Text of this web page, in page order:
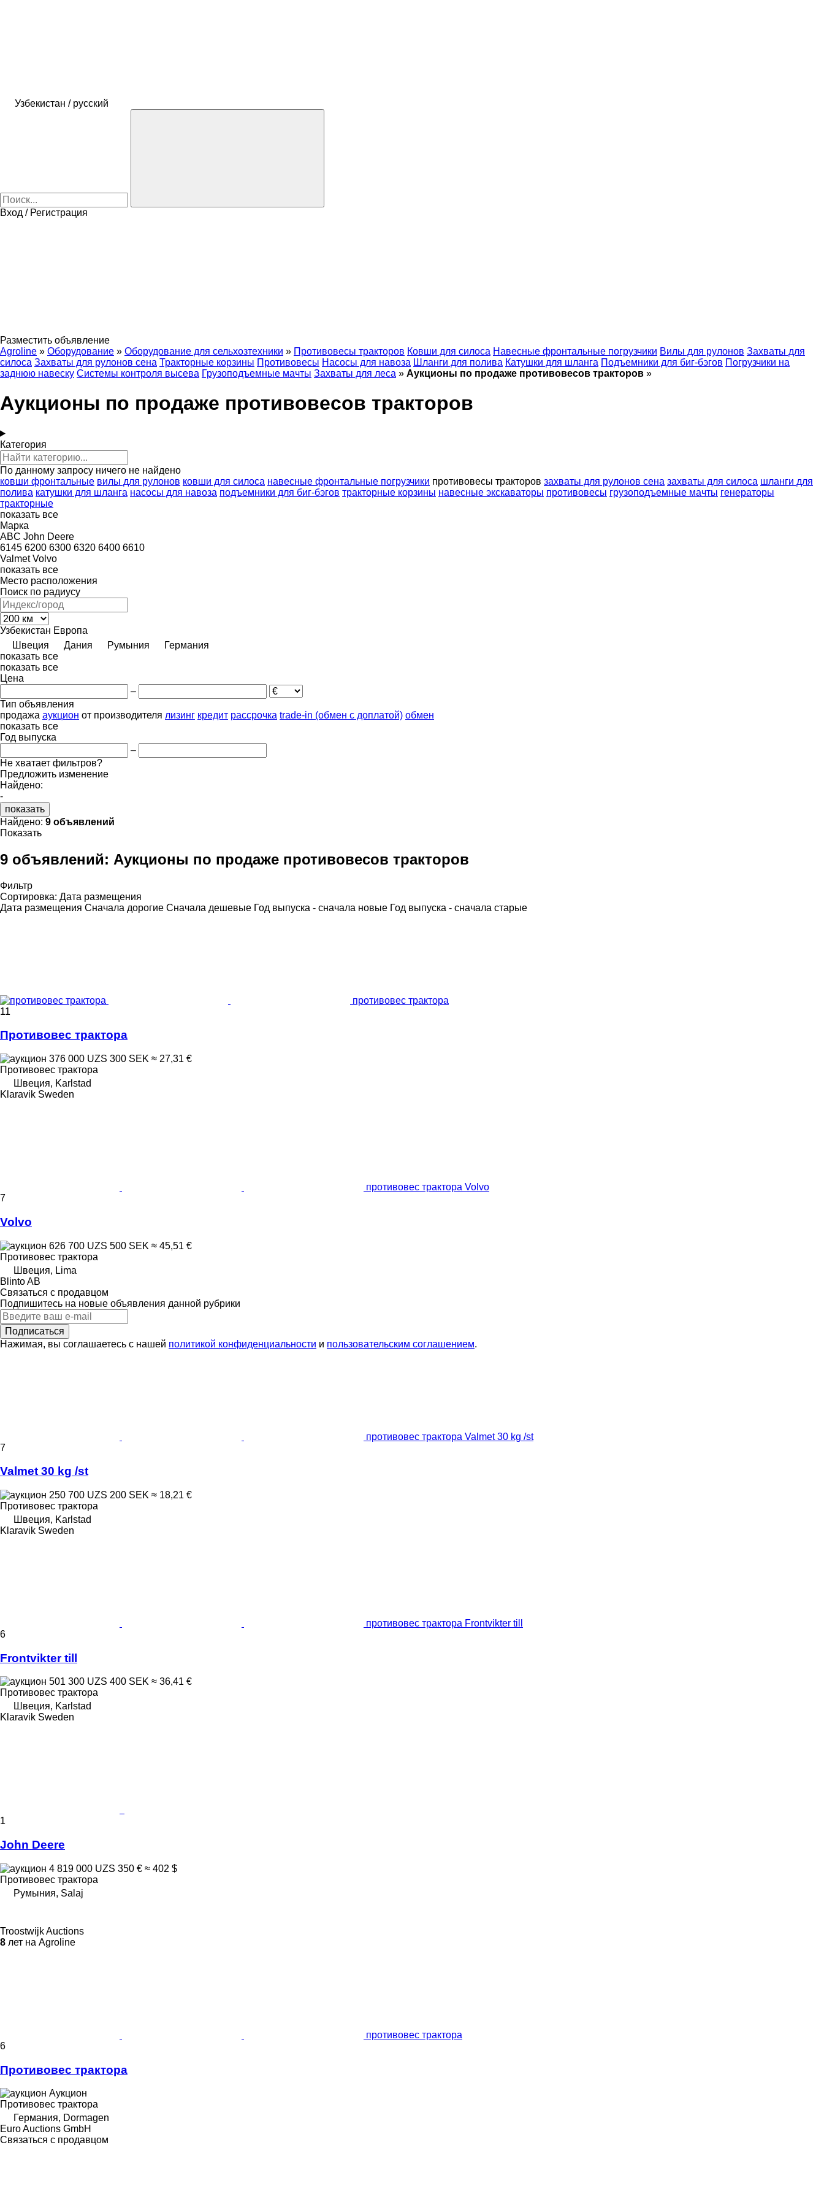
Узбекистан / русский
Вход / Регистрация
Разместить объявление
Agroline » Оборудование » Оборудование для сельхозтехники » Противовесы тракторов Ковши для силоса Навесные фронтальные погрузчики Вилы для рулонов Захваты для
силоса Захваты для рулонов сена Тракторные корзины Противовесы Насосы для навоза Шланги для полива Катушки для шланга Подъемники для биг-бэгов Погрузчики на
заднюю навеску Системы контроля высева Грузоподъемные мачты Захваты для леса » Аукционы по продаже противовесов тракторов »
Аукционы по продаже противовесов тракторов
Категория
По данному запросу ничего не найдено
ковши фронтальные вилы для рулонов ковши для силоса навесные фронтальные погрузчики противовесы тракторов захваты для рулонов сена захваты для силоса шланги для
полива катушки для шланга насосы для навоза подъемники для биг-бэгов тракторные корзины навесные экскаваторы противовесы грузоподъемные мачты генераторы
тракторные
показать все
Марка
ABC John Deere
6145 6200 6300 6320 6400 6610
Valmet Volvo
показать все
Место расположения
Поиск по радиусу
Узбекистан Европа
Швеция
Дания Румыния
Германия
показать все
показать все
Цена
–
Тип объявления
продажа аукцион от производителя лизинг кредит рассрочка trade-in (обмен с доплатой) обмен
показать все
Год выпуска
–
Не хватает фильтров?
Предложить изменение
Найдено:
-
показать
Найдено: 9 объявлений
Показать
9 объявлений: Аукционы по продаже противовесов тракторов
Фильтр
Сортировка: Дата размещения
Дата размещения Сначала дорогие Сначала дешевые Год выпуска - сначала новые Год выпуска - сначала старые
противовес трактора
11
Противовес трактора
376 000 UZS 300 SEK ≈ 27,31 €
Противовес трактора
Швеция, Karlstad
Klaravik Sweden
противовес трактора Volvo
7
Volvo
626 700 UZS 500 SEK ≈ 45,51 €
Противовес трактора
Швеция, Lima
Blinto AB
Связаться с продавцом
Подпишитесь на новые объявления данной рубрики
Подписаться
Нажимая, вы соглашаетесь с нашей политикой конфиденциальности и пользовательским соглашением.
противовес трактора Valmet 30 kg /st
7
Valmet 30 kg /st
250 700 UZS 200 SEK ≈ 18,21 €
Противовес трактора
Швеция, Karlstad
Klaravik Sweden
противовес трактора Frontvikter till
6
Frontvikter till
501 300 UZS 400 SEK ≈ 36,41 €
Противовес трактора
Швеция, Karlstad
Klaravik Sweden
1
John Deere
4 819 000 UZS 350 € ≈ 402 $
Противовес трактора
Румыния, Salaj
Troostwijk Auctions
8 лет на Agroline
противовес трактора
6
Противовес трактора
Аукцион
Противовес трактора
Германия, Dormagen
Euro Auctions GmbH
Связаться с продавцом